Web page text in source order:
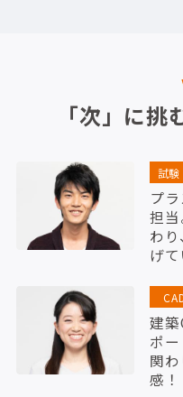
「次」に
試
プ
担
わ
げて
建
ポ
関
感！